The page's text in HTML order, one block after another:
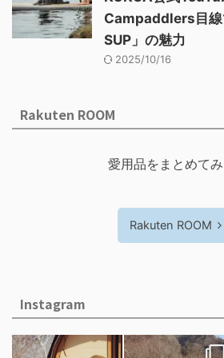
Campaddlers目線
SUP」の魅力
2025/10/16
Rakuten ROOM
愛用品をまとめてみ
Rakuten ROOM
Instagram